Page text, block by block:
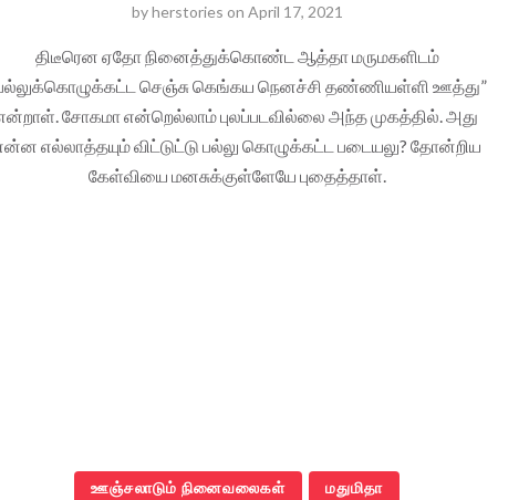
byherstories on April 17, 2021
திடீரென ஏதோ நினைத்துக்கொண்ட ஆத்தா மருமகளிடம்
செஞ்சு கெங்கய நெனச்சி தண்ணியள்ளி ஊத்து”
சோகமா என்றெல்லாம் புலப்படவில்லை அந்த முகத்தில். அது
எல்லாத்தயும் விட்டுட்டு பல்லு கொழுக்கட்ட படையலு? தோன்றிய
கேள்வியை மனசுக்குள்ளேயே புதைத்தாள்.
ஊஞ்சலாடும் நினைவலைகள் மதுமிதா